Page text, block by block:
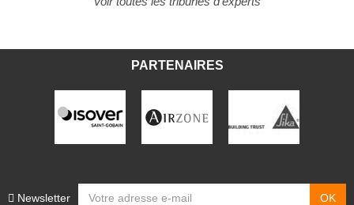
PARTENAIRES
Newsletter